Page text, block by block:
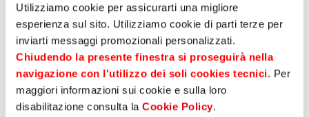
Utilizziamo cookie per assicurarti una migliore
esperienza sul sito. Utilizziamo cookie di parti terze per
inviarti messaggi promozionali personalizzati.
Chiudendo la presente finestra si proseguirà nella
navigazione con l'utilizzo dei soli cookies tecnici. Per
maggiori informazioni sui cookie e sulla loro
disabilitazione consulta la Cookie Policy.
Price sensitive
press releases
Financial
Statements and
reports
Cassa di Risparmio di Bolzano Spa